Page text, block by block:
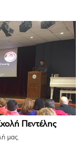
Πεντέλης
μας.